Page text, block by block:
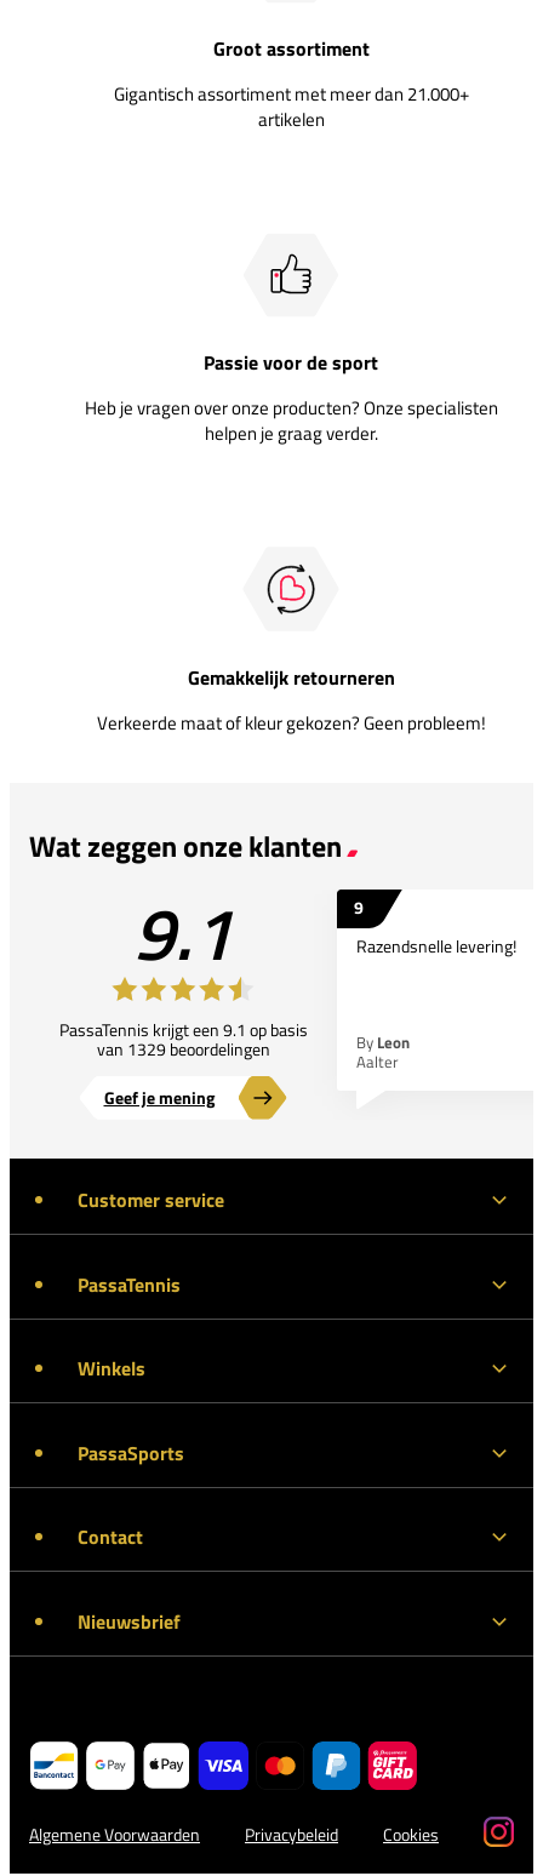
Groot assortiment
Gigantisch assortiment met meer dan 21.000+
artikelen
Passie voor de sport
Heb je vragen over onze producten? Onze specialisten
helpen je graag verder.
Gemakkelijk retourneren
Verkeerde maat of kleur gekozen? Geen probleem!
Wat zeggen onze klanten
9.1
PassaTennis krijgt een 9.1 op basis
van 1329 beoordelingen
Geef je mening
9
Razendsnelle levering!
By Leon
Aalter
Customer service
PassaTennis
Winkels
PassaSports
Contact
Nieuwsbrief
Algemene Voorwaarden Privacybeleid Cookies